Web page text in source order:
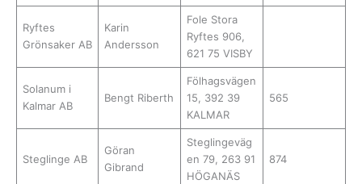
Ryftes
Grönsaker AB
Karin
Andersson
Fole Stora
Ryftes 906,
621 75 VISBY
Solanum i
Kalmar AB
Bengt Riberth
Fölhagsvägen
15, 392 39
KALMAR
565
Steglinge AB
Göran
Gibrand
Steglingeväg
en 79, 263 91
HÖGANÄS
874